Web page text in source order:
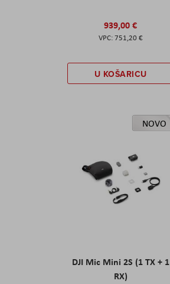
939,00 €
751,20 €
U KOŠARICU
NOVO
DJI Mic Mini 2S (1 TX + 1
RX)